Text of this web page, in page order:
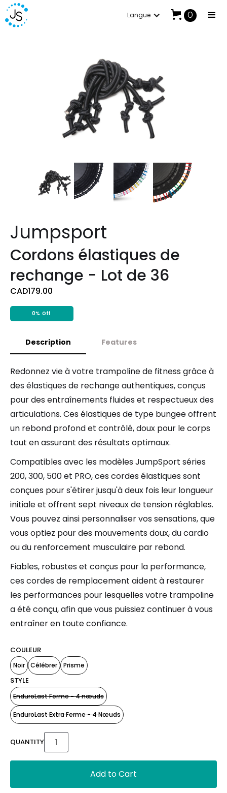
Langue 0
Jumpsport
Cordons élastiques de
rechange - Lot de 36
CAD179.00
0% Off
Description Features
Redonnez vie à votre trampoline de fitness grâce à
des élastiques de rechange authentiques, conçus
pour des entraînements fluides et respectueux des
articulations. Ces élastiques de type bungee offrent
un rebond profond et contrôlé, doux pour le corps
tout en assurant des résultats optimaux.
Compatibles avec les modèles JumpSport séries
200, 300, 500 et PRO, ces cordes élastiques sont
conçues pour s'étirer jusqu'à deux fois leur longueur
initiale et offrent sept niveaux de tension réglables.
Vous pouvez ainsi personnaliser vos sensations, que
vous optiez pour des mouvements doux, du cardio
ou du renforcement musculaire par rebond.
Fiables, robustes et conçus pour la performance,
ces cordes de remplacement aident à restaurer
les performances pour lesquelles votre trampoline
a été conçu, afin que vous puissiez continuer à vous
entraîner en toute confiance.
COULEUR
Noir Célébrer Prisme
STYLE
EnduroLast Ferme - 4 nœuds
EnduroLast Extra Ferme - 4 Nœuds
QUANTITY
Add to Cart